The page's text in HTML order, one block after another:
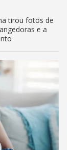
tirou fotos de
e a